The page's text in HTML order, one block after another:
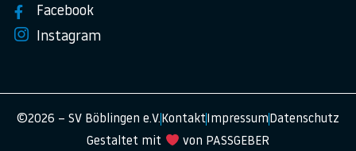
Facebook
Instagram
©2026 – SV Böblingen e.V. Kontakt Impressum Datenschutz
Gestaltet mit
von PASSGEBER